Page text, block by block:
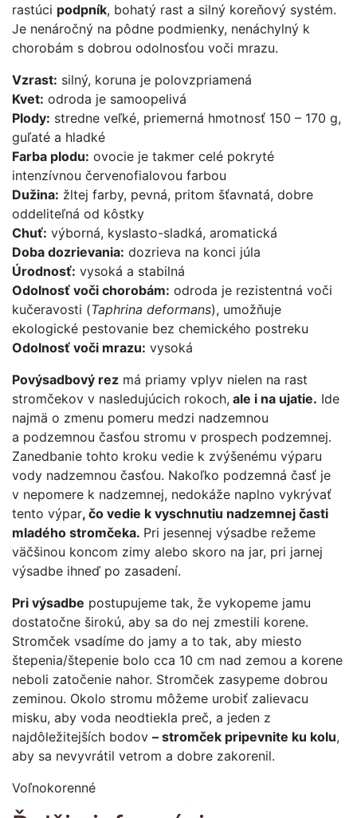
rastúci podpník, bohatý rast a silný koreňový systém.
Je nenáročný na pôdne podmienky, nenáchylný k
chorobám s dobrou odolnosťou voči mrazu.
Vzrast: silný, koruna je polovzpriamená
Kvet: odroda je samoopelivá
Plody: stredne veľké, priemerná hmotnosť 150 – 170 g,
guľaté a hladké
Farba plodu: ovocie je takmer celé pokryté
intenzívnou červenofialovou farbou
Dužina: žltej farby, pevná, pritom šťavnatá, dobre
oddeliteľná od kôstky
Chuť: výborná, kyslasto-sladká, aromatická
Doba dozrievania: dozrieva na konci júla
Úrodnosť: vysoká a stabilná
Odolnosť voči chorobám: odroda je rezistentná voči
kučeravosti (Taphrina deformans), umožňuje
ekologické pestovanie bez chemického postreku
Odolnosť voči mrazu: vysoká
Povýsadbový rez má priamy vplyv nielen na rast
stromčekov v nasledujúcich rokoch, ale i na ujatie. Ide
najmä o zmenu pomeru medzi nadzemnou
a podzemnou časťou stromu v prospech podzemnej.
Zanedbanie tohto kroku vedie k zvýšenému výparu
vody nadzemnou časťou. Nakoľko podzemná časť je
v nepomere k nadzemnej, nedokáže naplno vykrývať
tento výpar, čo vedie k vyschnutiu nadzemnej časti
mladého stromčeka. Pri jesennej výsadbe režeme
väčšinou koncom zimy alebo skoro na jar, pri jarnej
výsadbe ihneď po zasadení.
Pri výsadbe postupujeme tak, že vykopeme jamu
dostatočne širokú, aby sa do nej zmestili korene.
Stromček vsadíme do jamy a to tak, aby miesto
štepenia/štepenie bolo cca 10 cm nad zemou a korene
neboli zatočenie nahor. Stromček zasypeme dobrou
zeminou. Okolo stromu môžeme urobiť zalievacu
misku, aby voda neodtiekla preč, a jeden z
najdôležitejších bodov – stromček pripevnite ku kolu,
aby sa nevyvrátil vetrom a dobre zakorenil.
Voľnokorenné